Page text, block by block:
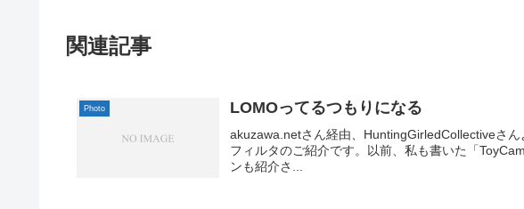
関連記事
Photo LOMOってるつもりになる
akuzawa.netさん経由、HuntingGirledCollectiveさ
フィルタのご紹介です。以前、私も書いた「
ンも紹介さ...